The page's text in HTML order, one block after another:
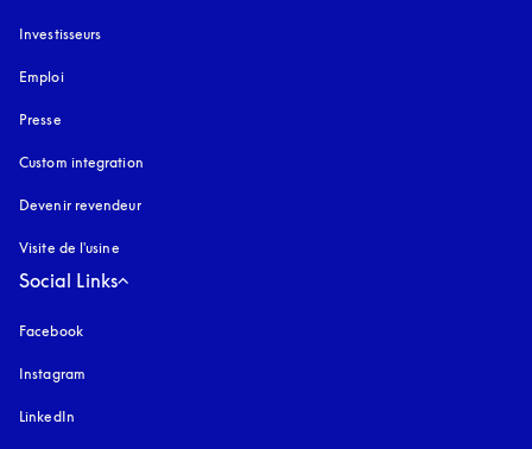
Investisseurs
Emploi
Presse
Custom integration
Devenir revendeur
Visite de l'usine
Social Links
Facebook
Instagram
LinkedIn